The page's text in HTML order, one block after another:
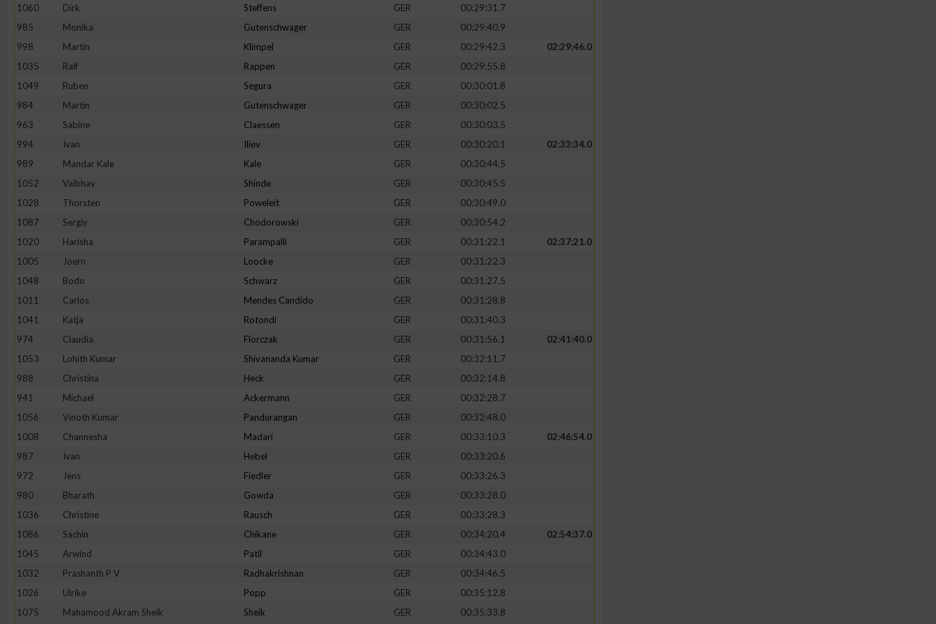
1060
Dirk Steffens GER
00:29:31.7
985
Monika Gutenschwager GER
00:29:40.9
998
Martin Klimpel GER 00:29:42.3
02:29:46.0
1035
Ralf Rappen GER
00:29:55.8
1049
Ruben Segura GER
00:30:01.8
984
Martin Gutenschwager GER
00:30:02.5
963
Sabine Claessen GER
00:30:03.5
994
Ivan Iliev GER 00:30:20.1
02:33:34.0
989
Mandar Kale Kale GER
00:30:44.5
1052
Vaibhav Shinde GER
00:30:45.5
1028
Thorsten Poweleit GER
00:30:49.0
1087
Sergiy Chodorowski GER
00:30:54.2
1020
Harisha Parampalli GER 00:31:22.1
02:37:21.0
1005
Joern Loocke GER
00:31:22.3
1048
Bodo Schwarz GER
00:31:27.5
1011
Carlos Mendes Candido GER
00:31:28.8
1041
Katja Rotondi GER
00:31:40.3
974
Claudia Florczak GER 00:31:56.1
02:41:40.0
1053
Lohith Kumar Shivananda Kumar GER
00:32:11.7
988
Christina Heck GER
00:32:14.8
941
Michael Ackermann GER
00:32:28.7
1056
Vinoth Kumar Pandurangan GER
00:32:48.0
1008
Channesha Madari GER 00:33:10.3
02:46:54.0
987
Ivan Hebel GER
00:33:20.6
972
Jens Fiedler GER
00:33:26.3
980
Bharath Gowda GER
00:33:28.0
1036
Christine Rausch GER
00:33:28.3
1086
Sachin Chikane GER 00:34:20.4
02:54:37.0
1045
Arwind Patil GER
00:34:43.0
1032
Prashanth P V Radhakrishnan GER
00:34:46.5
1026
Ulrike Popp GER
00:35:12.8
1075
Mahamood Akram Sheik Sheik GER 00:35:33.8
Erstellung von Profilen zur Personalisierung von Inhalten
Verwendung von Profilen zur Auswahl personalisierter Inhalte
verschiedenen Quellen
Entwicklung und Verbesserung der Angebote
Verwendung reduzierter Daten zur Auswahl von Inhalten
IAB-Besonderheiten:
Verwendung genauer Standortdaten
Nicht-IAB-Verarbeitungszwecke:
Performance
Funktional
Werbung